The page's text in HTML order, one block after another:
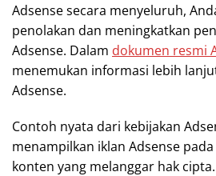
Adsense secara menyeluruh,
penolakan dan meningkatkan
Adsense. Dalam dokumen resmi
menemukan informasi lebih
Adsense.
Contoh nyata dari kebijakan
menampilkan iklan Adsense
konten yang melanggar hak cipta.